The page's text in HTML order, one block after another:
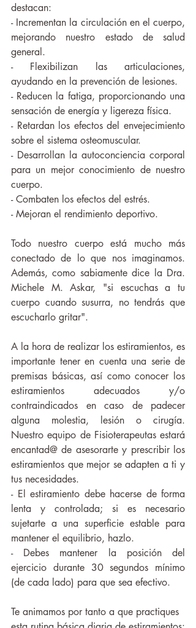
destacan:
- Incrementan la circulación en el cuerpo,
mejorando nuestro estado de salud
general.
- Flexibilizan las articulaciones,
ayudando en la prevención de lesiones.
- Reducen la fatiga, proporcionando una
sensación de energía y ligereza física.
- Retardan los efectos del envejecimiento
sobre el sistema osteomuscular.
- Desarrollan la autoconciencia corporal
para un mejor conocimiento de nuestro
cuerpo.
- Combaten los efectos del estrés.
- Mejoran el rendimiento deportivo.
Todo nuestro cuerpo está mucho más
conectado de lo que nos imaginamos.
Además, como sabiamente dice la Dra.
Michele M. Askar, "si escuchas a tu
cuerpo cuando susurra, no tendrás que
escucharlo gritar".
A la hora de realizar los estiramientos, es
importante tener en cuenta una serie de
premisas básicas, así como conocer los
estiramientos adecuados y/o
contraindicados en caso de padecer
alguna molestia, lesión o cirugía.
Nuestro equipo de Fisioterapeutas estará
encantad@ de asesorarte y prescribir los
estiramientos que mejor se adapten a ti y
tus necesidades.
- El estiramiento debe hacerse de forma
lenta y controlada; si es necesario
sujetarte a una superficie estable para
mantener el equilibrio, hazlo.
- Debes mantener la posición del
ejercicio durante 30 segundos mínimo
(de cada lado) para que sea efectivo.
Te animamos por tanto a que practiques